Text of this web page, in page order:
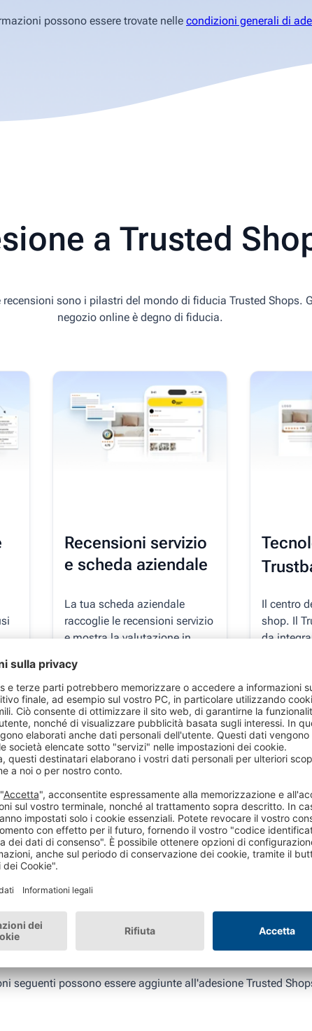
possono essere trovate nelle condizioni generali di
a Trusted
sono i pilastri del mondo di fiducia Trusted Shops.
negozio online è degno di fiducia.
Recensioni servizio
e scheda aziendale
La tua scheda aziendale
raccoglie le recensioni servizio
e mostra la valutazione in
resultati di ricerca su Google.
Scopri di più
Il centro
shop. Il
da
Scopri
Richiedi una demo gratuita
prodotti e
seguenti possono essere aggiunte all'adesione Trusted